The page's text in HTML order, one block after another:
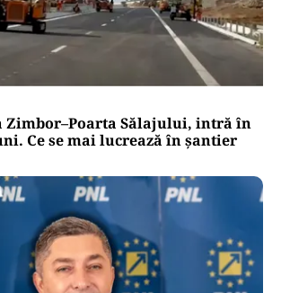
Zimbor–Poarta Sălajului, intră în
Ce se mai lucrează în șantier